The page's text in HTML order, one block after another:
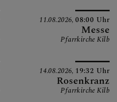
11.08.2026,08:00 Uhr
Messe
Pfarrkirche Kilb
14.08.2026, 19:32 Uhr
Rosenkranz
Pfarrkirche Kilb